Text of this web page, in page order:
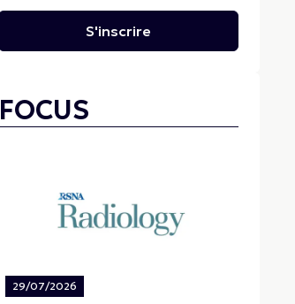
S'inscrire
FOCUS
29/07/2026